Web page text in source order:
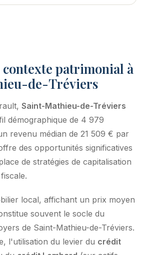
contexte patrimonial à
de-Tréviers
Saint-Mathieu-de-Tréviers
démographique de 4 979
revenu médian de 21 509 € par
des opportunités significatives
de stratégies de capitalisation
local, affichant un prix moyen
souvent le socle du
de Saint-Mathieu-de-Tréviers.
l'utilisation du levier du crédit